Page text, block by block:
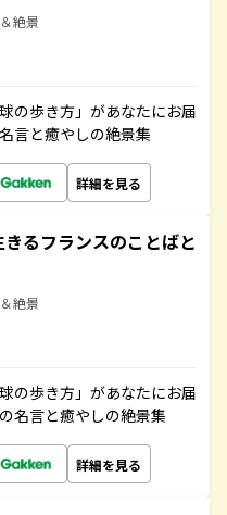
絶景
の歩き方」があなたにお届
言と癒やしの絶景集
詳細を見る
るフランスのことばと
絶景
の歩き方」があなたにお届
名言と癒やしの絶景集
詳細を見る